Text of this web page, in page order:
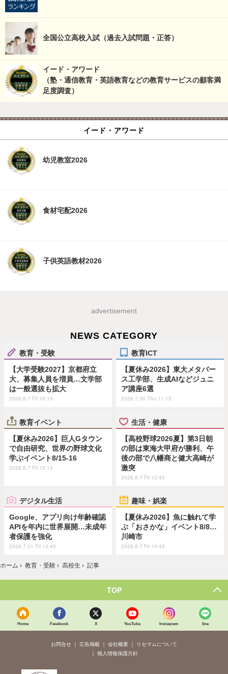
全国公立高校入試（過去入試問題・正答）
イード・アワード
（塾・通信教育・英語教育などの教育サービスの顧客満
足度調査）
イード・アワード
幼児教室2026
食材宅配2026
子供英語教材2026
advertisement
NEWS CATEGORY
教育・受験
【大学受験2027】京都府立
大、募集人員を増員…文学部
は一般選抜も拡大
2026.8.7 Fri 16:15
教育ICT
【夏休み2026】東大メタバー
ス工学部、生成AIなどジュニ
ア講座6選
2026.7.30 Thu 11:15
教育イベント
【夏休み2026】巨人Gタウン
で自由研究、世界の野球文化
学ぶイベント8/15-16
2026.8.7 Fri 15:15
生活・健康
【高校野球2026夏】第3日朝
の部は東海大甲府が勝利、午
後の部で八幡商と健大高崎が
激突
2026.8.7 Fri 12:45
デジタル生活
Google、アプリ向け年齢確認
APIを年内に世界展開…未成年
者保護を強化
2026.7.31 Fri 13:45
趣味・娯楽
【夏休み2026】魚に触れて学
ぶ「おさかな」イベント8/8…
川崎市
2026.8.7 Fri 10:45
ホーム › 教育・受験 › 高校生 › 記事
TOP
Home Facebook X YouTube Instagram line
お問合せ 広告掲載 会社概要
リセマムについて
個人情報保護方針